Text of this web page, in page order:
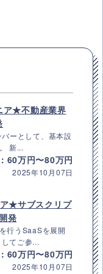
ア★不動産業界
ーとして、基本設
新...
60万円〜80万円
2025年10月07日
★サブスクリプ
発
行うSaaSを展開
てご参...
60万円〜80万円
2025年10月07日